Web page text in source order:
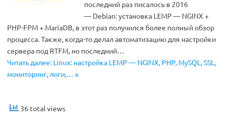
последний раз писалось в 2016
— Debian: установка LEMP — NGINX +
PHP-FPM + MariaDB, в этот раз получился более полный обзор
процесса. Также, когда-то делал автоматизацию для настройки
сервера под RTFM, но последний…
Читать далее: Linux: настройка LEMP — NGINX, PHP, MySQL, SSL,
мониторинг, логи,… »
36 total views